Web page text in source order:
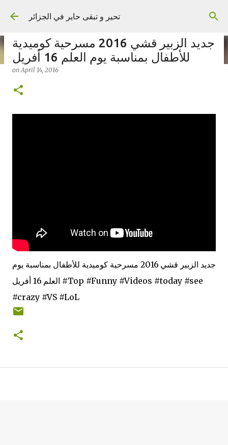
Skip to main content
تحير و تبقى حاير في الجزائر
on
جديد الزبير قشي 2016 مسرحية كوميدية
للأطفال بمناسبة يوم العلم 16 أفريل
onApril 14, 2016
جديد الزبير قشي 2016 مسرحية كوميدية للأطفال بمناسبة يوم
العلم 16 أفريل #Top #Funny #Videos #today #see
#crazy #VS #LoL